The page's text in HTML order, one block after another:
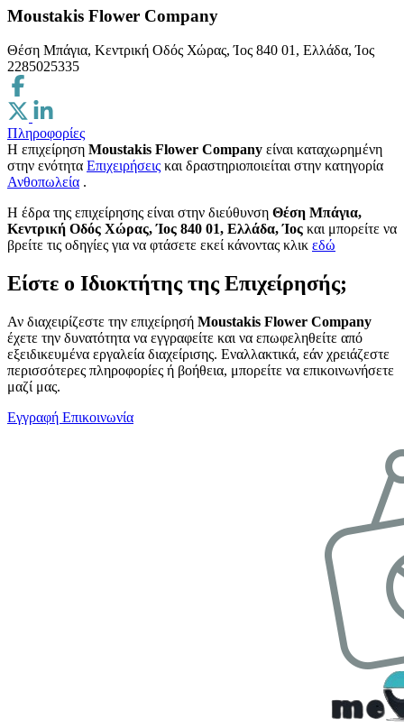
Moustakis Flower Company
Θέση Μπάγια, Κεντρική Οδός Χώρας, Ίος 840 01, Ελλάδα, Ίος
2285025335
Πληροφορίες
Η επιχείρηση Moustakis Flower Company είναι καταχωρημένη
στην ενότητα Επιχειρήσεις και δραστηριοποιείται στην κατηγορία
Ανθοπωλεία .
H έδρα της επιχείρησης είναι στην διεύθυνση Θέση Μπάγια,
Κεντρική Οδός Χώρας, Ίος 840 01, Ελλάδα, Ίος και μπορείτε να
βρείτε τις οδηγίες για να φτάσετε εκεί κάνοντας κλικ εδώ
Είστε ο Ιδιοκτήτης της Επιχείρησής;
Αν διαχειρίζεστε την επιχείρησή Moustakis Flower Company
έχετε την δυνατότητα να εγγραφείτε και να επωφεληθείτε από
εξειδικευμένα εργαλεία διαχείρισης. Εναλλακτικά, εάν χρειάζεστε
περισσότερες πληροφορίες ή βοήθεια, μπορείτε να επικοινωνήσετε
μαζί μας.
Εγγραφή Επικοινωνία